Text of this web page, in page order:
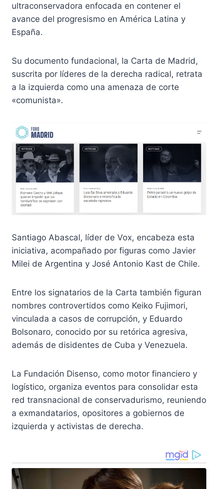
ultraconservadora enfocada en contener el
avance del progresismo en América Latina y
España.
Su documento fundacional, la Carta de Madrid,
suscrita por líderes de la derecha radical, retrata
a la izquierda como una amenaza de corte
«comunista».
Santiago Abascal, líder de Vox, encabeza esta
iniciativa, acompañado por figuras como Javier
Milei de Argentina y José Antonio Kast de Chile.
Entre los signatarios de la Carta también figuran
nombres controvertidos como Keiko Fujimori,
vinculada a casos de corrupción, y Eduardo
Bolsonaro, conocido por su retórica agresiva,
además de disidentes de Cuba y Venezuela.
La Fundación Disenso, como motor financiero y
logístico, organiza eventos para consolidar esta
red transnacional de conservadurismo, reuniendo
a exmandatarios, opositores a gobiernos de
izquierda y activistas de derecha.